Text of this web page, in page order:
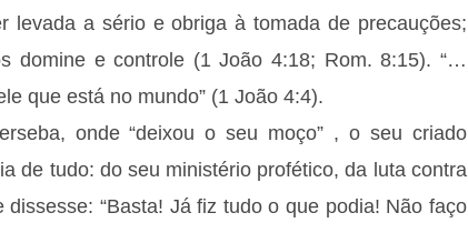
levada a sério e obriga à tomada de precauções;
domine e controle (1 João 4:18; Rom. 8:15). “…
que está no mundo” (1 João 4:4).
onde “deixou o seu moço” , o seu criado
de tudo: do seu ministério profético, da luta contra
“Basta! Já fiz tudo o que podia! Não faço